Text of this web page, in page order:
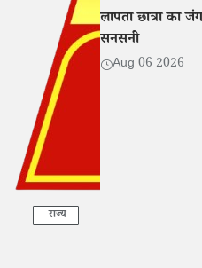
राज्य
लापता छात्रा का
सनसनी
Aug 06 2026